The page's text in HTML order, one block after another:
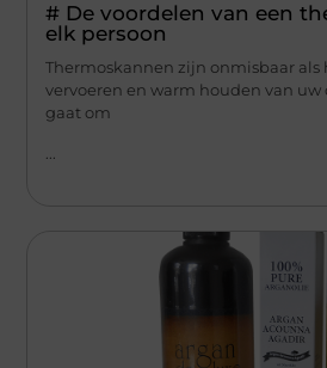
# De voordelen van een
elk persoon
Thermoskannen zijn onmisbaar als
vervoeren en warm houden van uw
gaat om